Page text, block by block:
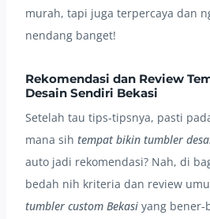
murah, tapi juga terpercaya dan
nendang banget!
Rekomendasi dan Review
Desain Sendiri Bekasi
Setelah tau tips-tipsnya, pasti
mana sih tempat bikin tumbler
auto jadi rekomendasi? Nah, di
bedah nih kriteria dan review
tumbler custom Bekasi yang bener-